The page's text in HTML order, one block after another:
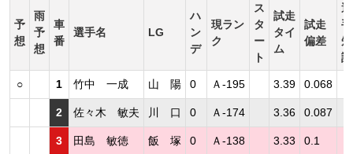
予
想
雨
予
想
車
番
選手名 LG
ハ
ン
デ
現ラン
ク
ス
タ
ー
ト
試走
タイ
ム
試走
偏差
選
手
短
評
○ 1 竹中 一成 山 陽 0 Ａ-195 3.39 0.068
2 佐々木 敏夫 川 口 0 Ａ-174 3.36 0.087
3 田島 敏徳 飯 塚 0 Ａ-138 3.33 0.1